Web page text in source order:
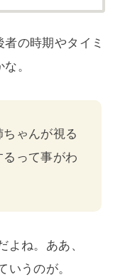
の時期やタイミ
。
ゃんが視る
って事がわ
よね。ああ、
うのが。